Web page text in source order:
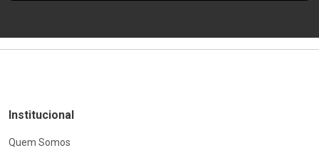
Institucional
Quem Somos